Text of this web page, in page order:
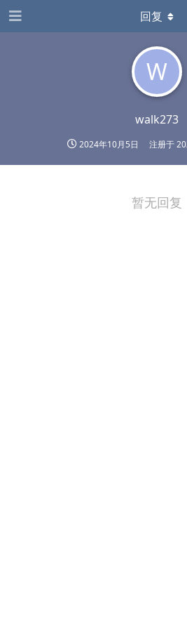
W
walk273
2024年10月5日 注册于
回复
暂无回复